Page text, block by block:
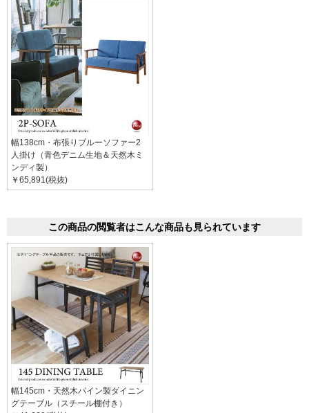
幅138cm・布張りブルーソファー2
人掛け（青色デニム生地＆天然木ミ
ンディ製）
￥65,891(税抜)
この商品の閲覧者はこんな商品も見られています
幅145cm・天然木パイン製ダイニン
グテーブル（スチール棚付き）